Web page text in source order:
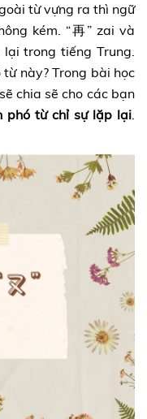
từ vựng ra thì ngữ
kém. “再” zai và
trong tiếng Trung.
này? Trong bài học
chia sẽ cho các bạn
phó từ chỉ sự lặp lại.